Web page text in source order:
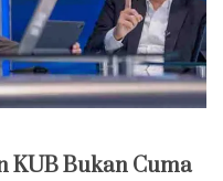
KUB Bukan Cuma